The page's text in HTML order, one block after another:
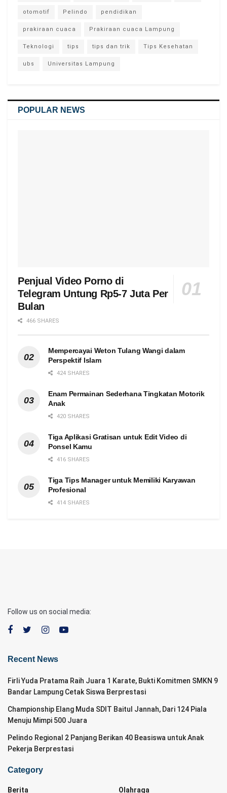
otomotif Pelindo pendidikan
prakiraan cuaca Prakiraan cuaca Lampung
Teknologi tips tips dan trik Tips Kesehatan
ubs Universitas Lampung
POPULAR NEWS
Penjual Video Porno di
Telegram Untung Rp5-7 Juta Per
Bulan
466 SHARES
Mempercayai Weton Tulang Wangi dalam
Perspektif Islam
424 SHARES
Enam Permainan Sederhana Tingkatan Motorik
Anak
420 SHARES
Tiga Aplikasi Gratisan untuk Edit Video di
Ponsel Kamu
416 SHARES
Tiga Tips Manager untuk Memiliki Karyawan
Profesional
414 SHARES
Follow us on social media:
Recent News
Firli Yuda Pratama Raih Juara 1 Karate, Bukti Komitmen SMKN 9
Bandar Lampung Cetak Siswa Berprestasi
Championship Elang Muda SDIT Baitul Jannah, Dari 124 Piala
Menuju Mimpi 500 Juara
Pelindo Regional 2 Panjang Berikan 40 Beasiswa untuk Anak
Pekerja Berprestasi
Category
Berita Olahraga